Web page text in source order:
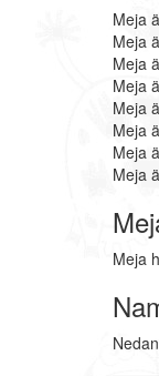
Meja
Meja
Meja
Meja
Meja
Meja
Meja
Meja
Meja